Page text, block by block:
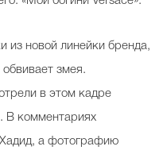
из новой линейки бренда,
змея.
в этом кадре
В комментариях
а фотографию